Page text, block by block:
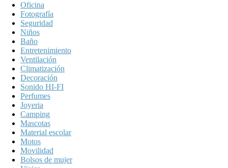
Oficina
Fotografía
Seguridad
Niños
Baño
Entretenimiento
Ventilación
Climatización
Decoración
Sonido HI-FI
Perfumes
Joyeria
Camping
Mascotas
Material escolar
Motos
Movilidad
Bolsos de mujer